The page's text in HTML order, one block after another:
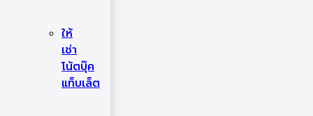
ให้
เช่า
โน้ตบุ๊ค
แท็บเล็ต